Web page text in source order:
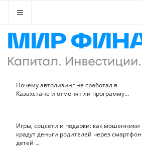
Почему автолизинг не сработал в
Казахстане и отменят ли программу...
Игры, соцсети и подарки: как мошенники
крадут деньги родителей через
детей ...